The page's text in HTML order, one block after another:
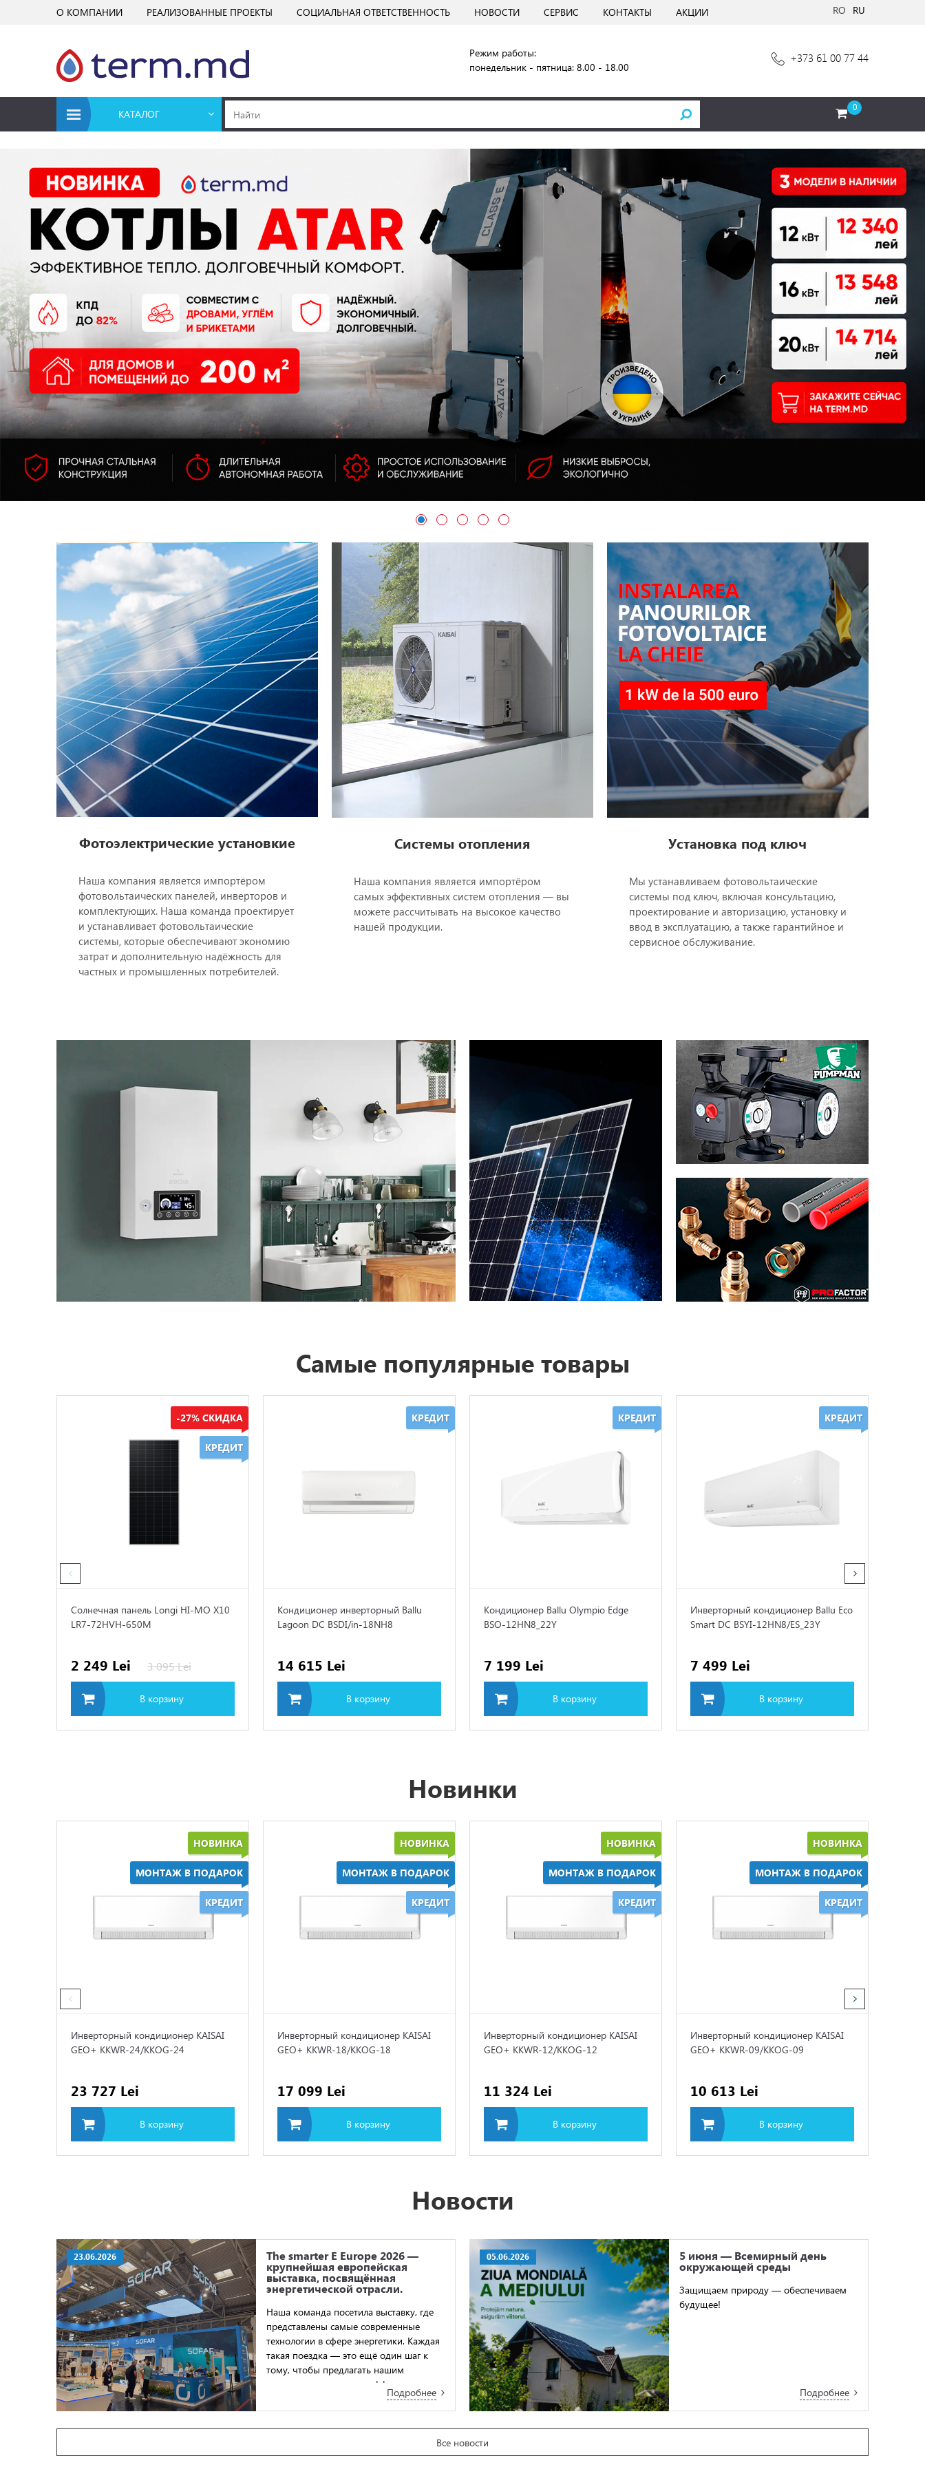
О КОМПАНИИ РЕАЛИЗОВАННЫЕ ПРОЕКТЫ СОЦИАЛЬНАЯ ОТВЕТСТВЕННОСТЬ НОВОСТИ СЕРВИС КОНТАКТЫ АКЦИИ RO RU
Режим работы:
понедельник - пятница: 8.00 - 18.00
+373 61 00 77 44
КАТАЛОГ
0
Фотоэлектрические установкиe
Наша компания является импортёром
фотовольтаических панелей, инверторов и
комплектующих. Наша команда проектирует
и устанавливает фотовольтаические
системы, которые обеспечивают экономию
затрат и дополнительную надёжность для
частных и промышленных потребителей.
Системы отопления
Наша компания является импортёром
самых эффективных систем отопления — вы
можете рассчитывать на высокое качество
нашей продукции.
Установка под ключ
Мы устанавливаем фотовольтаические
системы под ключ, включая консультацию,
проектирование и авторизацию, установку и
ввод в эксплуатацию, а также гарантийное и
сервисное обслуживание.
Самые популярные товары
-27% СКИДКА
КРЕДИТ
Солнечная панель Longi HI-MO X10
LR7-72HVH-650M
2 249 Lei 3 095 Lei
В корзину
КРЕДИТ
Кондиционер инверторный Ballu
Lagoon DC BSDI/in-18NH8
14 615 Lei
В корзину
КРЕДИТ
Кондиционер Ballu Olympio Edge
BSO-12HN8_22Y
7 199 Lei
В корзину
КРЕДИТ
Инверторный кондиционер Ballu Eco
Smart DC BSYI-12HN8/ES_23Y
7 499 Lei
В корзину
Новинки
НОВИНКА
МОНТАЖ В ПОДАРОК
КРЕДИТ
Инверторный кондиционер KAISAI
GEO+ KKWR-24/KKOG-24
23 727 Lei
В корзину
НОВИНКА
МОНТАЖ В ПОДАРОК
КРЕДИТ
Инверторный кондиционер KAISAI
GEO+ KKWR-18/KKOG-18
17 099 Lei
В корзину
НОВИНКА
МОНТАЖ В ПОДАРОК
КРЕДИТ
Инверторный кондиционер KAISAI
GEO+ KKWR-12/KKOG-12
11 324 Lei
В корзину
НОВИНКА
МОНТАЖ В ПОДАРОК
КРЕДИТ
Инверторный кондиционер KAISAI
GEO+ KKWR-09/KKOG-09
10 613 Lei
В корзину
Новости
23.06.2026 The smarter E Europe 2026 —
крупнейшая европейская
выставка, посвящённая
энергетической отрасли.
Наша команда посетила выставку, где
представлены самые современные
технологии в сфере энергетики. Каждая
такая поездка — это ещё один шаг к
тому, чтобы предлагать нашим
клиентам передовые и эффективные
Подробнее
05.06.2026 5 июня — Всемирный день
окружающей среды
Защищаем природу — обеспечиваем
будущее!
Подробнее
Все новости